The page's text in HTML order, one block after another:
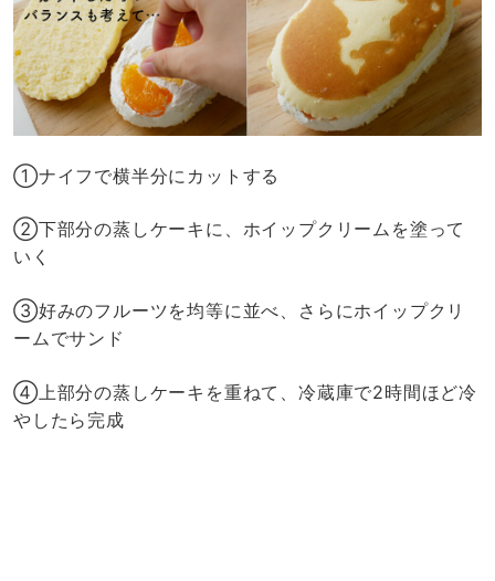
①ナイフで横半分にカットする
②下部分の蒸しケーキに、ホイップクリームを塗って
いく
③好みのフルーツを均等に並べ、さらにホイップクリ
ームでサンド
④上部分の蒸しケーキを重ねて、冷蔵庫で2時間ほど冷
やしたら完成